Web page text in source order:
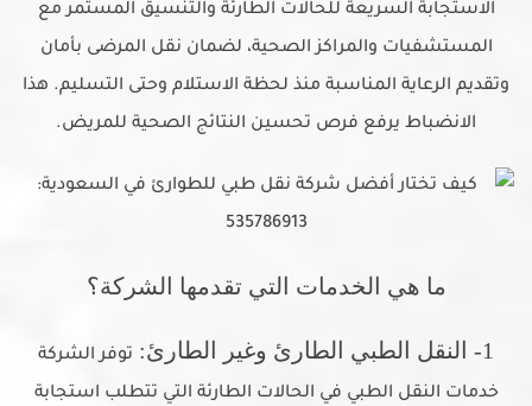
الاستجابة السريعة للحالات الطارئة والتنسيق المستمر مع
المستشفيات والمراكز الصحية، لضمان نقل المرضى بأمان
وتقديم الرعاية المناسبة منذ لحظة الاستلام وحتى التسليم. هذا
الانضباط يرفع فرص تحسين النتائج الصحية للمريض.
ما هي الخدمات التي تقدمها الشركة؟
1- النقل الطبي الطارئ وغير الطارئ:
توفر الشركة
خدمات النقل الطبي في الحالات الطارئة التي تتطلب استجابة